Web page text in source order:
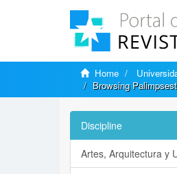
Home
Browsing
Discipline
Artes, Arquitectura y